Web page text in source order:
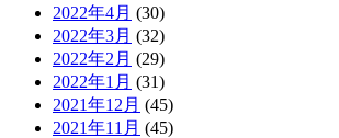
2022年4月 (30)
2022年3月 (32)
2022年2月 (29)
2022年1月 (31)
2021年12月 (45)
2021年11月 (45)